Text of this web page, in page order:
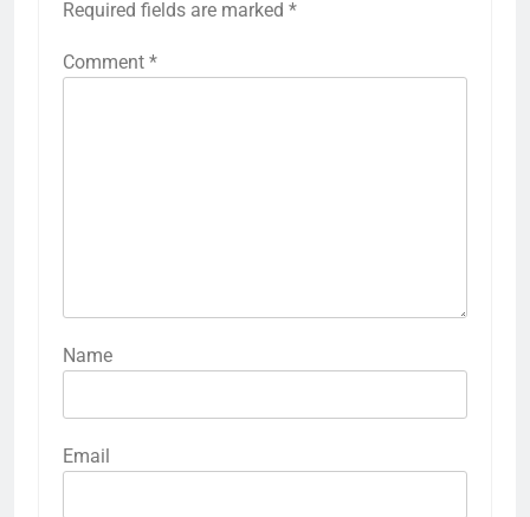
Required fields are marked *
Comment *
Name
Email